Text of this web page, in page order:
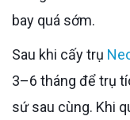
bay quá sớm.
Sau khi cấy trụ
3–6 tháng để trụ
sứ sau cùng. Khi